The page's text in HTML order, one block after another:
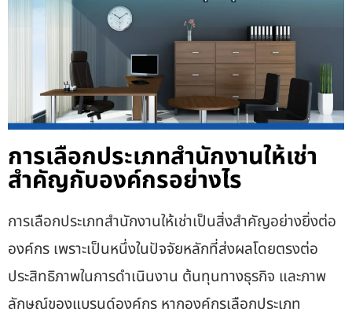
การเลือกประเภทสำนักงานให้เช่า
สำคัญกับองค์กรอย่างไร
การเลือกประเภทสำนักงานให้เช่าเป็นสิ่งสำคัญอย่างยิ่งต่อ
องค์กร เพราะเป็นหนึ่งในปัจจัยหลักที่ส่งผลโดยตรงต่อ
ประสิทธิภาพในการดำเนินงาน ต้นทุนทางธุรกิจ และภาพ
ลักษณ์ของแบรนด์องค์กร หากองค์กรเลือกประเภท